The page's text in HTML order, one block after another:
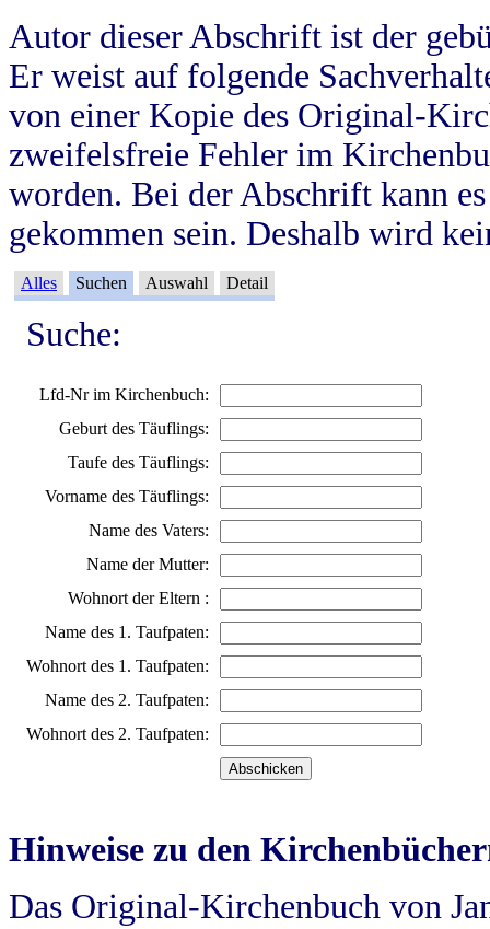
Autor dieser Abschrift ist der
Er weist auf folgende
von einer Kopie des Original-
zweifelsfreie Fehler im
worden. Bei der Abschrift kann
gekommen sein. Deshalb wird
Alles Suchen Auswahl Detail
Suche:
Lfd-Nr im Kirchenbuch:
Geburt des Täuflings:
Taufe des Täuflings:
Vorname des Täuflings:
Name des Vaters:
Name der Mutter:
Wohnort der Eltern :
Name des 1. Taufpaten:
Wohnort des 1. Taufpaten:
Name des 2. Taufpaten:
Wohnort des 2. Taufpaten:
Hinweise zu den
Das Original-Kirchenbuch von